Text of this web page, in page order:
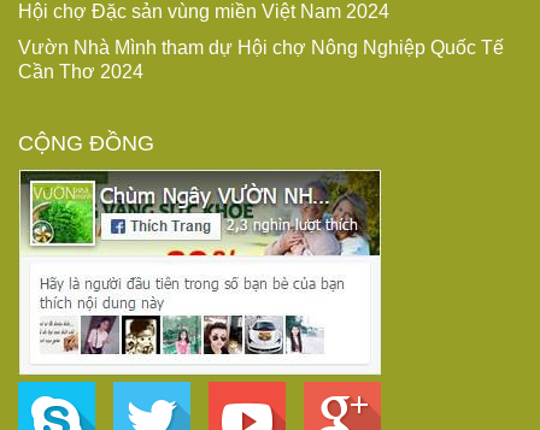
Hội chợ Đặc sản vùng miền Việt Nam 2024
Vườn Nhà Mình tham dự Hội chợ Nông Nghiệp Quốc Tế
Cần Thơ 2024
CỘNG ĐỒNG